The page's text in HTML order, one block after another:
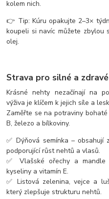
kolem nich.
👉 Tip: Kúru opakujte 2–3×
koupeli si navíc můžete zbylou
olej.
Strava pro silné a
Krásné nehty nezačínají na
výživa je klíčem k jejich síle a
Zaměřte se na potraviny
B, železo a bílkoviny.
✅ Dýňová semínka – obsahují
podporující růst nehtů a vlasů.
✅ Vlašské ořechy a
kyseliny a vitamín E.
✅ Listová zelenina, vejce a
který zlepšuje strukturu nehtů.